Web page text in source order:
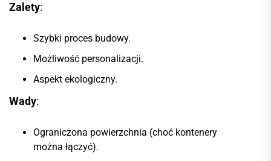
Zalety:
Szybki proces budowy.
Możliwość personalizacji.
Aspekt ekologiczny.
Wady:
Ograniczona powierzchnia (choć kontenery
można łączyć).